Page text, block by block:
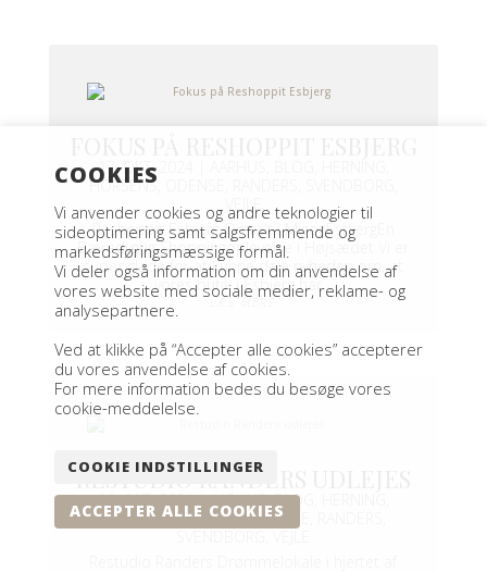
17. OKT. 2024
HORSENS
VEJLE
Reshoppit Esbjerg Omtalt i MigogEsbjergEn
Bæredygtig Shoppingoplevelse i Højsædet Vi er
super glade for at kunne dele nyheden om, at
vores butik i Esbjerg har...
RESTUDIO RANDERS UDLEJES
10. OKT. 2024|AARHUS,BLOG
HORSENS,NYHEDER,ODENSE
COOKIES
Vi anvender cookies og andre teknologier til
sideoptimering samt salgsfremmende og
markedsføringsmæssige formål.
Vi deler også information om din anvendelse af
vores website med sociale medier, reklame- og
analysepartnere.
Ved at klikke på “Accepter alle cookies” accepterer
du vores anvendelse af cookies.
For mere information bedes du besøge vores
cookie-meddelelse.
COOKIE INDSTILLINGER
ACCEPTER ALLE COOKIES